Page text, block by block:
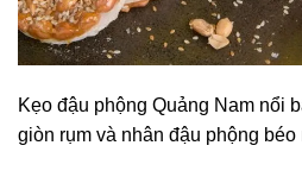
Kẹo đậu phộng Quảng Nam nổi
giòn rụm và nhân đậu phộng béo